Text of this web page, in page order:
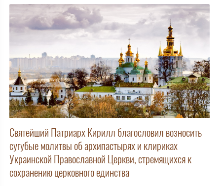
Святейший Патриарх Кирилл благословил возносить
сугубые молитвы об архипастырях и клириках
Украинской Православной Церкви, стремящихся к
сохранению церковного единства